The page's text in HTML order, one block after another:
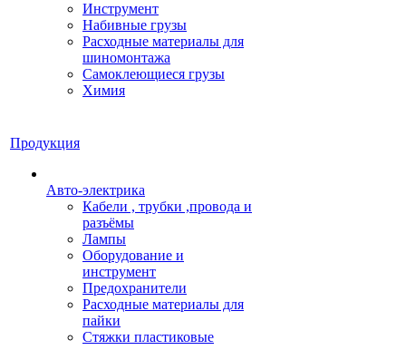
Инструмент
Набивные грузы
Расходные материалы для
шиномонтажа
Самоклеющиеся грузы
Химия
Продукция
Авто-электрика
Кабели , трубки ,провода и
разъёмы
Лампы
Оборудование и
инструмент
Предохранители
Расходные материалы для
пайки
Стяжки пластиковые